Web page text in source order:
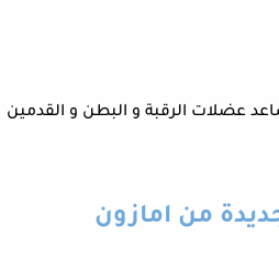
عضلات الرقبة و البطن و القدمين
من امازون